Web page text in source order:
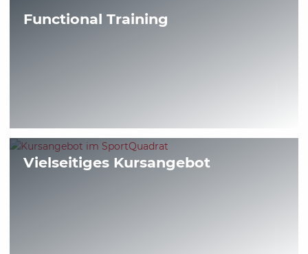
Functional Training
Vielseitiges Kursangebot